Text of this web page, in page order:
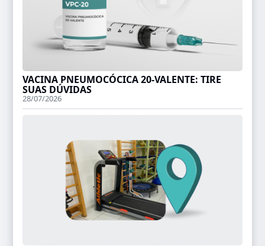
VACINA PNEUMOCÓCICA 20-VALENTE: TIRE
SUAS DÚVIDAS
28/07/2026